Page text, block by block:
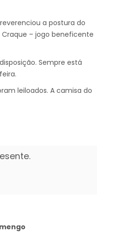
a postura do
– jogo beneficente
Sempre está
leiloados. A camisa do